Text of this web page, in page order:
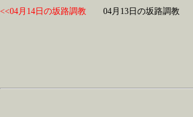
<<04月14日の坂路調教 04月13日の坂路調教